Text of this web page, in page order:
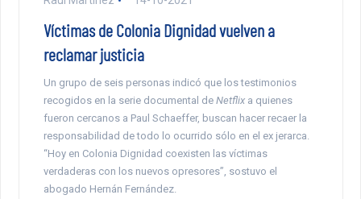
Víctimas de Colonia Dignidad vuelven a
reclamar justicia
Un grupo de seis personas indicó que los testimonios
recogidos en la serie documental de Netflixa quienes
fueron cercanos a Paul Schaeffer, buscan hacer recaer la
responsabilidad de todo lo ocurrido sólo en el ex jerarca.
“Hoy en Colonia Dignidad coexisten las víctimas
verdaderas con los nuevos opresores”, sostuvo el
abogado Hernán Fernández.